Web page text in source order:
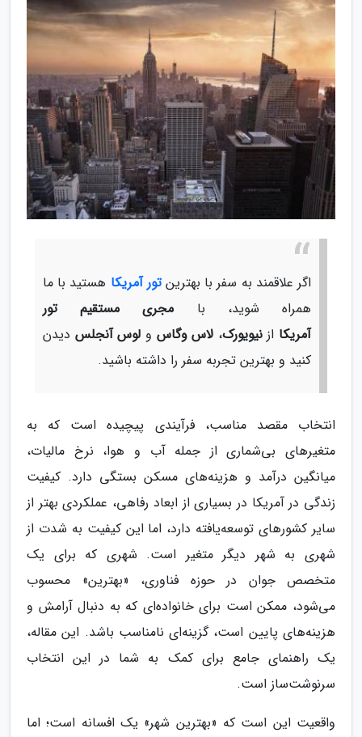
اگر علاقمند به سفر با بهترینتور آمریکا هستید با ما
همراه شوید، با مجری مستقیم تور
آمریکا ازنیویورک، لاس وگاس و لوس آنجلس دیدن
کنید و بهترین تجربه سفر را داشته باشید.
انتخاب مقصد مناسب، فرآیندی پیچیده است که به
متغیرهای بی‌شماری از جمله آب و هوا، نرخ مالیات،
میانگین درآمد و هزینه‌های مسکن بستگی دارد. کیفیت
زندگی در آمریکا در بسیاری از ابعاد رفاهی، عملکردی بهتر از
سایر کشورهای توسعه‌یافته دارد، اما این کیفیت به شدت از
شهری به شهر دیگر متغیر است. شهری که برای یک
متخصص جوان در حوزه فناوری، «بهترین» محسوب
می‌شود، ممکن است برای خانواده‌ای که به دنبال آرامش و
هزینه‌های پایین است، گزینه‌ای نامناسب باشد. این مقاله،
یک راهنمای جامع برای کمک به شما در این انتخاب
سرنوشت‌ساز است.
واقعیت این است که «بهترین شهر» یک افسانه است؛ اما